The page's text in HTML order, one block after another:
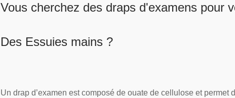
Vous cherchez des draps d'examens pour
Des Essuies mains ?
Un drap d’examen est composé de ouate de cellulose et permet